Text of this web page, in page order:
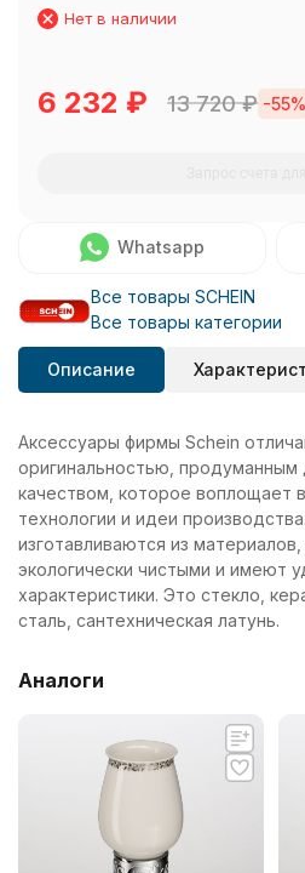
Нет в наличии
6 232 ₽ 13 720₽ -55%
Whatsapp
Все товары SCHEIN
Все товары категории
Описание
Аксессуары фирмы Schein
оригинальностью, продуманным
качеством, которое воплощает
технологии и идеи
изготавливаются из
экологически чистыми и имеют
характеристики. Это стекло,
сталь, сантехническая латунь.
Аналоги